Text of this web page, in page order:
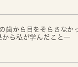
歯から目をそらさな
から私が学んだこと─